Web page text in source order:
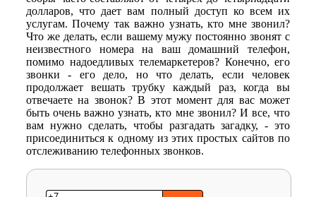
долларов, что дает вам полный доступ ко всем их
услугам. Почему так важно узнать, кто мне звонил?
Что же делать, если вашему мужу постоянно звонят с
неизвестного номера на ваш домашний телефон,
помимо надоедливых телемаркетеров? Конечно, его
звонки - его дело, но что делать, если человек
продолжает вешать трубку каждый раз, когда вы
отвечаете на звонок? В этот момент для вас может
быть очень важно узнать, кто мне звонил? И все, что
вам нужно сделать, чтобы разгадать загадку, - это
присоединиться к одному из этих простых сайтов по
отслеживанию телефонных звонков.